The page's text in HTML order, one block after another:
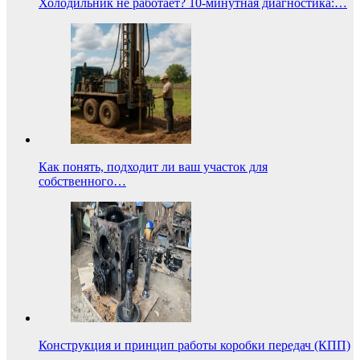
Холодильник не работает? 10-минутная диагностика:…
Как понять, подходит ли ваш участок для
собственного…
Конструкция и принцип работы коробки передач (КПП)